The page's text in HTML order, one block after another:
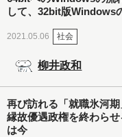
して、32bit版Windows
2021.05.06 社会
柳井政和
再び訪れる「就職氷河期
縁故優遇政権を終わら
は今